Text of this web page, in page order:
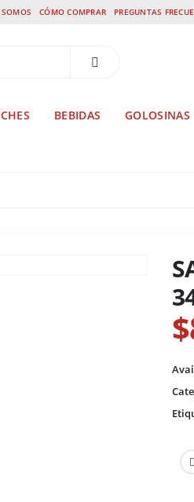
CÓMO COMPRAR PREGUNTAS
BEBIDAS GOLOSINAS
$